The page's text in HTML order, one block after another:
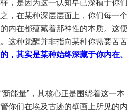
，是因为这一认知早已深植于你们
，在某种深层层面上，你们每一个
在都蕴藏着那神性的本质。这便
。这种觉醒并非指向某种你需要苦苦
，其实是某种始终深藏于你内在、
能量”，其核心正是围绕着这一本
你们在埃及古迹的壁画上所见的内